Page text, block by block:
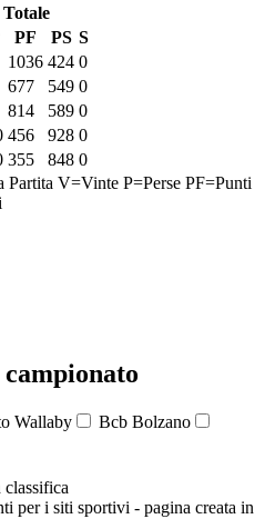
Totale
PF PS S
1036 424 0
677 549 0
814 589 0
456 928 0
355 848 0
Partita V=Vinte P=Perse PF=Punti
Wallaby
Bcb Bolzano
per i siti sportivi - pagina creata in